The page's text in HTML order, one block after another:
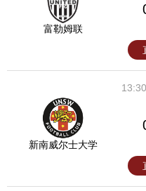
富勒姆联
13:30
新南威尔士大学